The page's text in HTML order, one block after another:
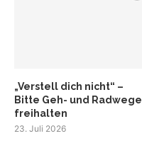
„Verstell dich nicht“ –
Bitte Geh- und Radwege
freihalten
23. Juli 2026